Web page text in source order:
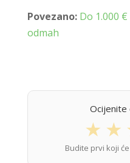
Povezano: Do 1.000 €
odmah
Ocijenite
★ ★
Budite prvi koji